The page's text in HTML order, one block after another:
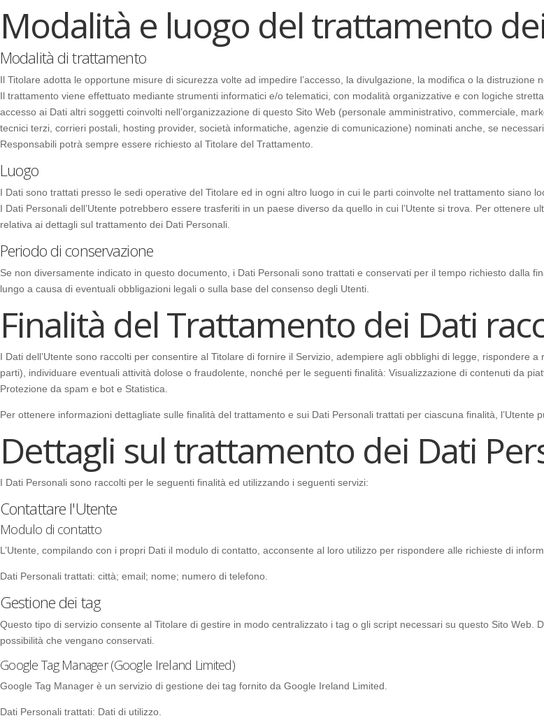
Modalità e luogo del trattamento
Modalità di trattamento
Il Titolare adotta le opportune misure di sicurezza volte ad impedire l’accesso, la divulgazione, la modifica o la distruzione
Il trattamento viene effettuato mediante strumenti informatici e/o telematici, con modalità organizzative e con logiche
accesso ai Dati altri soggetti coinvolti nell’organizzazione di questo Sito Web (personale amministrativo, commerciale,
tecnici terzi, corrieri postali, hosting provider, società informatiche, agenzie di comunicazione) nominati anche, se
Responsabili potrà sempre essere richiesto al Titolare del Trattamento.
Luogo
I Dati sono trattati presso le sedi operative del Titolare ed in ogni altro luogo in cui le parti coinvolte nel trattamento siano
I Dati Personali dell’Utente potrebbero essere trasferiti in un paese diverso da quello in cui l’Utente si trova. Per ottenere
relativa ai dettagli sul trattamento dei Dati Personali.
Periodo di conservazione
Se non diversamente indicato in questo documento, i Dati Personali sono trattati e conservati per il tempo richiesto dalla
lungo a causa di eventuali obbligazioni legali o sulla base del consenso degli Utenti.
Finalità del Trattamento dei Dati
I Dati dell’Utente sono raccolti per consentire al Titolare di fornire il Servizio, adempiere agli obblighi di legge, rispondere
parti), individuare eventuali attività dolose o fraudolente, nonché per le seguenti finalità: Visualizzazione di contenuti da
Protezione da spam e bot e Statistica.
Per ottenere informazioni dettagliate sulle finalità del trattamento e sui Dati Personali trattati per ciascuna finalità, l’Utente
Dettagli sul trattamento dei Dati
I Dati Personali sono raccolti per le seguenti finalità ed utilizzando i seguenti servizi:
Contattare l'Utente
Modulo di contatto
L’Utente, compilando con i propri Dati il modulo di contatto, acconsente al loro utilizzo per rispondere alle richieste di
Dati Personali trattati: città; email; nome; numero di telefono.
Gestione dei tag
Questo tipo di servizio consente al Titolare di gestire in modo centralizzato i tag o gli script necessari su questo Sito
possibilità che vengano conservati.
Google Tag Manager (Google Ireland Limited)
Google Tag Manager è un servizio di gestione dei tag fornito da Google Ireland Limited.
Dati Personali trattati: Dati di utilizzo.